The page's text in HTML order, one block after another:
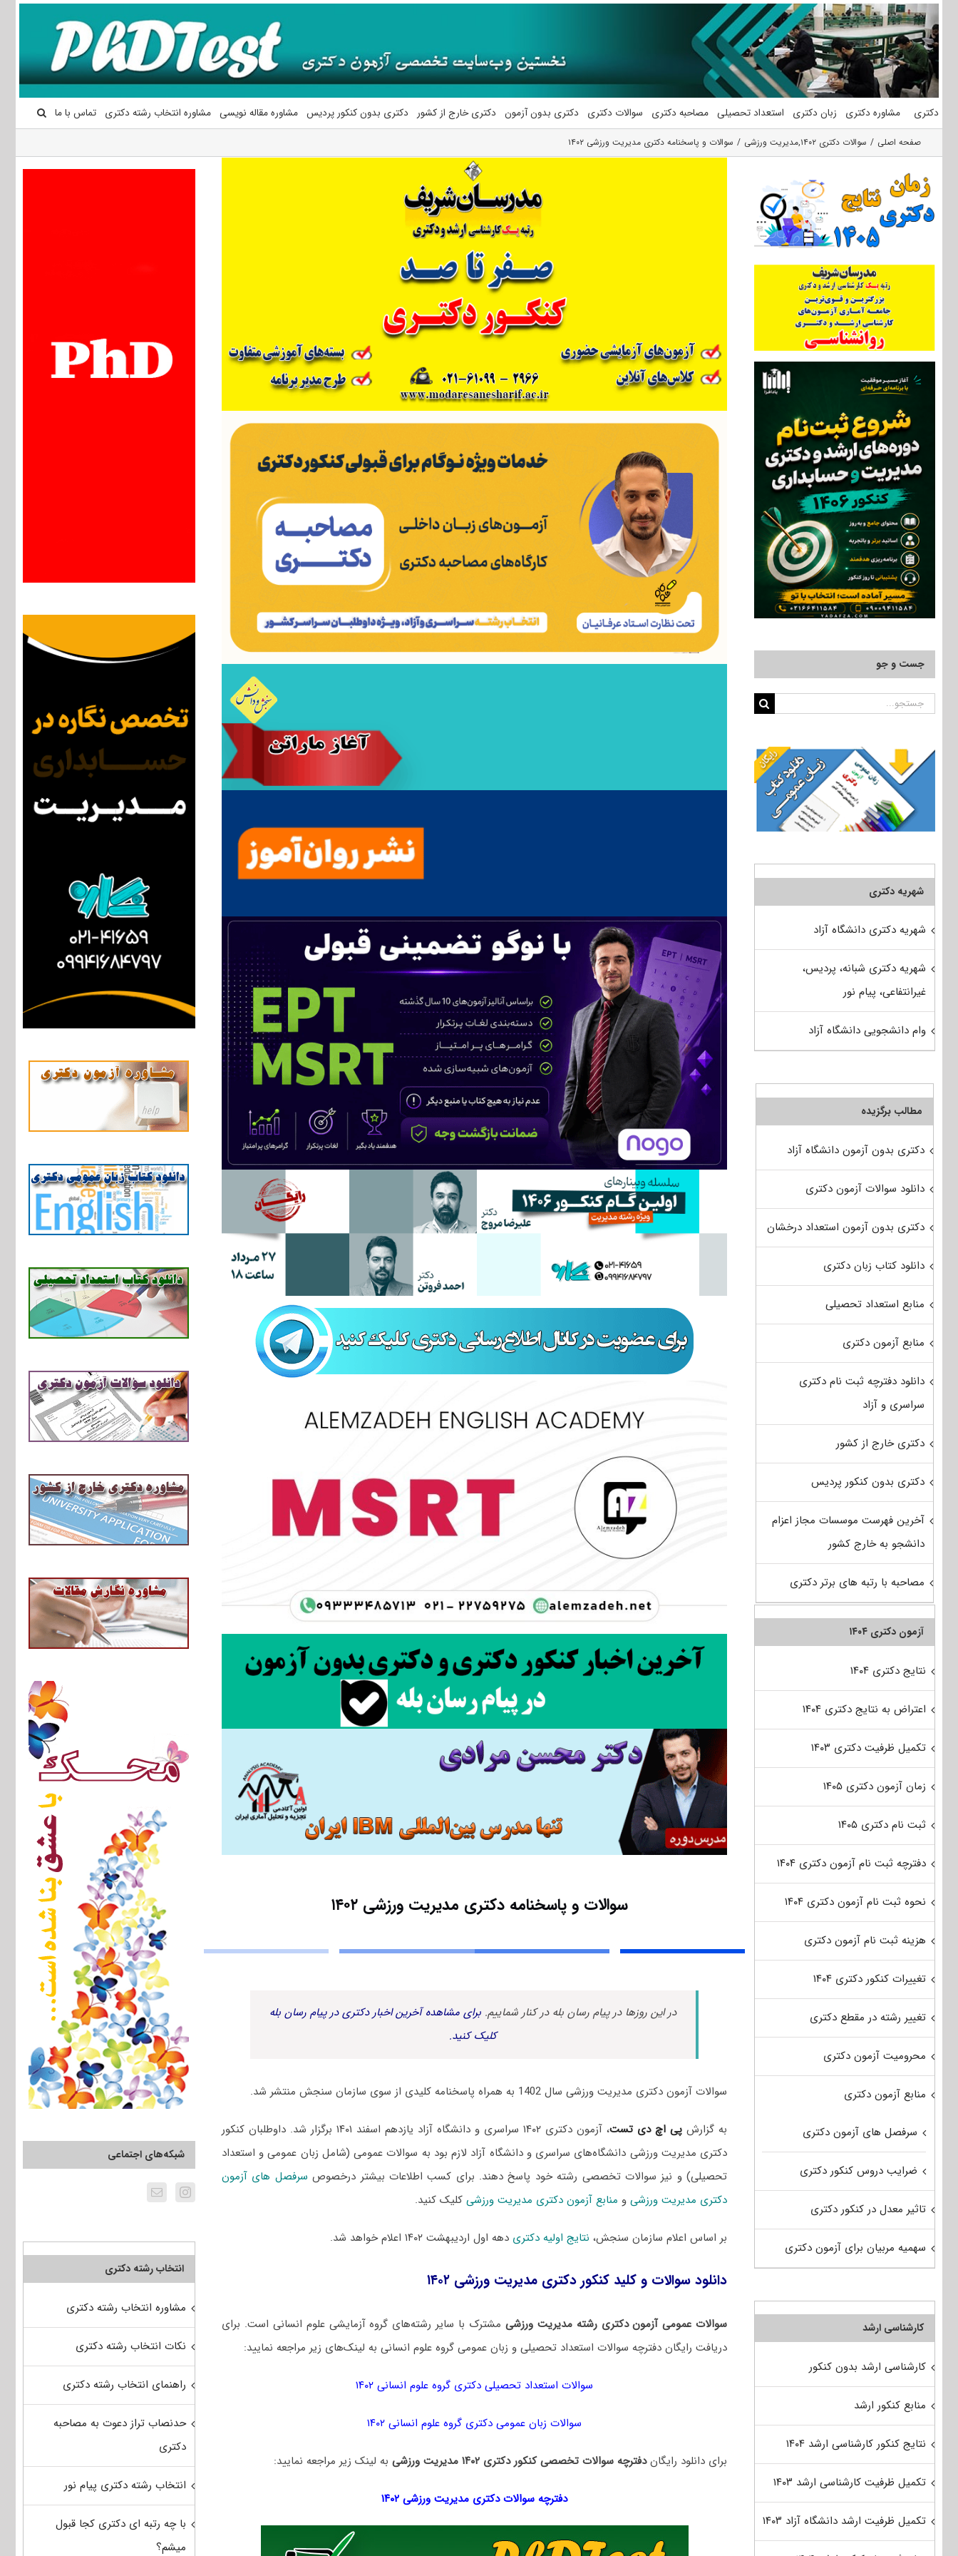
محتوا
دکتری مشاوره دکتری زبان دکتری استعداد تحصیلی مصاحبه دکتری سوالات دکتری دکتری بدون آزمون دکتری خارج از کشور دکتری بدون کنکور پردیس مشاوره مقاله نویسی مشاوره انتخاب رشته دکتری تماس با ما
صفحه اصلی سوالات دکتری ۱۴۰۲ ,مدیریت ورزشی سوالات و پاسخنامه دکتری مدیریت ورزشی ۱۴۰۲
سوالات و پاسخنامه دکتری مدیریت ورزشی ۱۴۰۲
در این روزها در پیام رسان بله در کنار شماییم. برای مشاهده آخرین اخبار دکتری در پیام رسان بله
کلیک کنید.
سوالات آزمون دکتری مدیریت ورزشی سال 1402 به همراه پاسخنامه کلیدی از سوی سازمان سنجش منتشر شد.
به گزارشپی اچ دی تست
، آزمون دکتری ۱۴۰۲ سراسری و دانشگاه آزاد یازدهم اسفند ۱۴۰۱ برگزار شد. داوطلبان کنکور
دکتری مدیریت ورزشی دانشگاه‌های سراسری و دانشگاه آزاد لازم بود به سوالات عمومی (شامل زبان عمومی و استعداد
تحصیلی) و نیز سوالات تخصصی رشته خود پاسخ دهند. برای کسب اطلاعات بیشتر درخصوص سرفصل های آزمون
دکتری مدیریت ورزشیو منابع آزمون دکتری مدیریت ورزشیکلیک کنید.
بر اساس اعلام سازمان سنجش، نتایج اولیه دکتری دهه اول اردیبهشت ۱۴۰۲ اعلام خواهد شد.
دانلود سوالات و کلید کنکور دکتری مدیریت ورزشی ۱۴۰۲
سوالات عمومی آزمون دکتری رشته مدیریت ورزشی مشترک با سایر رشته‌های گروه آزمایشی علوم انسانی است. برای
دریافت رایگان دفترچه سوالات استعداد تحصیلی و زبان عمومی گروه علوم انسانی به لینک‌های زیر مراجعه نمایید:
سوالات استعداد تحصیلی دکتری گروه علوم انسانی ۱۴۰۲
سوالات زبان عمومی دکتری گروه علوم انسانی ۱۴۰۲
برای دانلود رایگاندفترچه سوالات تخصصی کنکور دکتری ۱۴۰۲ مدیریت ورزشی به لینک زیر مراجعه نمایید:
دفترچه سوالات دکتری مدیریت ورزشی ۱۴۰۲
شبکه‌های اجتماعی
انتخاب رشته دکتری
مشاوره انتخاب رشته دکتری
نکات انتخاب رشته دکتری
راهنمای انتخاب رشته دکتری
حدنصاب تراز دعوت به مصاحبه
دکتری
انتخاب رشته دکتری پیام نور
با چه رتبه ای دکتری کجا قبول
میشم؟
جست و جو
جستجو
شهریه دکتری
شهریه دکتری دانشگاه آزاد
شهریه دکتری شبانه، پردیس،
غیرانتفاعی، پیام نور
وام دانشجویی دانشگاه آزاد
مطالب برگزیده
دکتری بدون آزمون دانشگاه آزاد
دانلود سوالات آزمون دکتری
دکتری بدون آزمون استعداد درخشان
دانلود کتاب زبان دکتری
منابع استعداد تحصیلی
منابع آزمون دکتری
دانلود دفترچه ثبت نام دکتری
سراسری و آزاد
دکتری خارج از کشور
دکتری بدون کنکور پردیس
آخرین فهرست موسسات مجاز اعزام
دانشجو به خارج کشور
مصاحبه با رتبه های برتر دکتری
آزمون دکتری ۱۴۰۴
نتایج دکتری ۱۴۰۴
اعتراض به نتایج دکتری ۱۴۰۴
تکمیل ظرفیت دکتری ۱۴۰۳
زمان آزمون دکتری ۱۴۰۵
ثبت نام دکتری ۱۴۰۵
دفترچه ثبت نام آزمون دکتری ۱۴۰۴
نحوه ثبت نام آزمون دکتری ۱۴۰۴
هزینه ثبت نام آزمون دکتری
تغییرات کنکور دکتری ۱۴۰۴
تغییر رشته در مقطع دکتری
محرومیت آزمون دکتری
منابع آزمون دکتری
سرفصل های آزمون دکتری
ضرایب دروس کنکور دکتری
تاثیر معدل در کنکور دکتری
سهمیه مربیان برای آزمون دکتری
کارشناسی ارشد
کارشناسی ارشد بدون کنکور
منابع کنکور ارشد
نتایج کنکور کارشناسی ارشد ۱۴۰۴
تکمیل ظرفیت کارشناسی ارشد ۱۴۰۳
تکمیل ظرفیت ارشد دانشگاه آزاد ۱۴۰۳